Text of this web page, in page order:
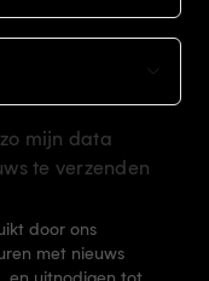
mijn data
te verzenden
door ons
met nieuws